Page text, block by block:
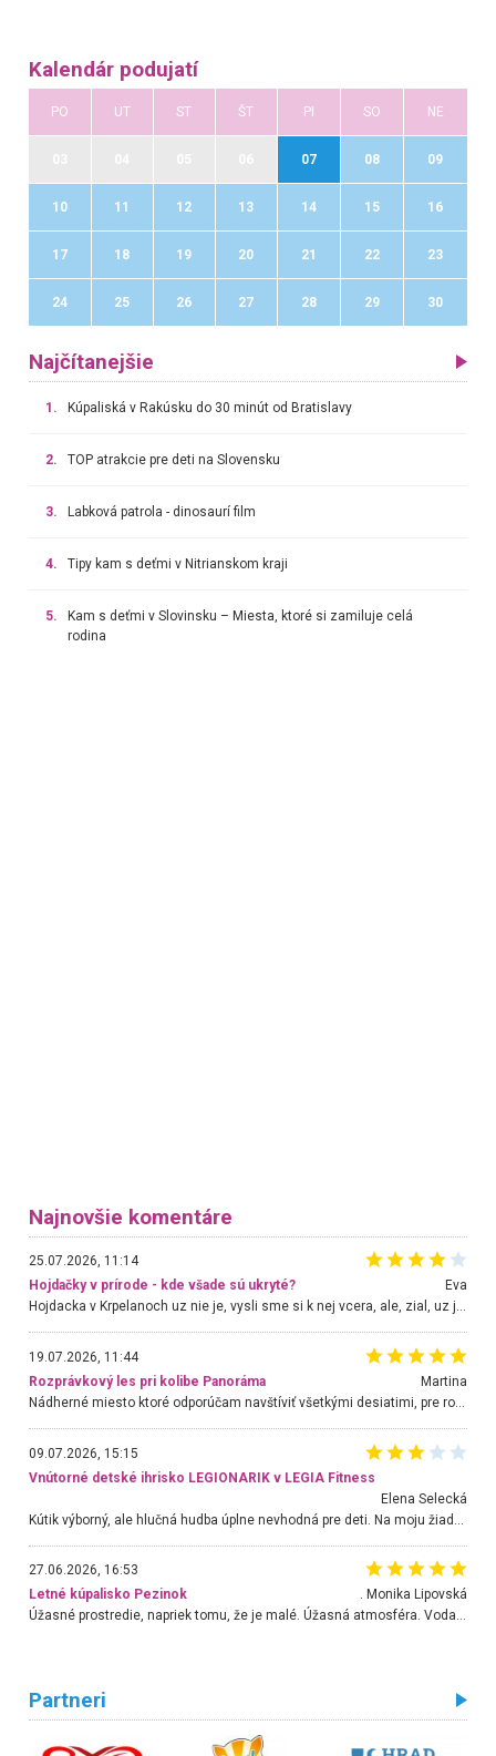
Kalendár podujatí
PO UT ST ŠT PI SO NE
07 08 09
10 11 12 13 14 15 16
17 18 19 20 21 22 23
24 25 26 27 28 29 30
Najčítanejšie
1. Kúpaliská v Rakúsku do 30 minút od Bratislavy
2. TOP atrakcie pre deti na Slovensku
3. Labková patrola - dinosaurí film
4. Tipy kam s deťmi v Nitrianskom kraji
5.
Kam s deťmi v Slovinsku – Miesta, ktoré si zamiluje celá
rodina
Najnovšie komentáre
25.07.2026, 11:14
Hojdačky v prírode - kde všade sú ukryté?
Eva
Hojdacka v Krpelanoch uz nie je, vysli sme si k nej vcera, ale, zial, uz je znicena. Ak sem planujete cestu len kvoli hojdacke, mozete si ju usetrit. Krasny vyhlad je tu vsak aj bez hojdacky :-)
19.07.2026, 11:44
Rozprávkový les pri kolibe Panoráma
Martina
Nádherné miesto ktoré odporúčam navštíviť všetkými desiatimi, pre rodiny s deťmi, dôchodcom... Proste a jednoducho ozaj rozprávkový les.. určite ešte prídeme. Odniesli sme si na pamiatku krásne tričká,
09.07.2026, 15:15
Vnútorné detské ihrisko LEGIONARIK v LEGIA Fitness
Elena Selecká
27.06.2026, 16:53
Letné kúpalisko Pezinok
. Monika Lipovská
Úžasné prostredie, napriek tomu, že je malé. Úžasná atmosféra. Voda fantastická a nádherná. Ľudí je pomerne veľa, ale su mili a ohľaduplní. Je veľmi zaujímavé sledovať, ako dokážu spolu športovať cudzí ľudia a bez ohľadu na vek. Vládne tu pohoda. Vnuka neviem dostať z vody. Ďakujem za krásny deň . Urcite sa sem vrátim. Jediný problém je s parkovaním, ale aj ten sa mi podarilo vyriešiť. Monika Bratislava
Partneri